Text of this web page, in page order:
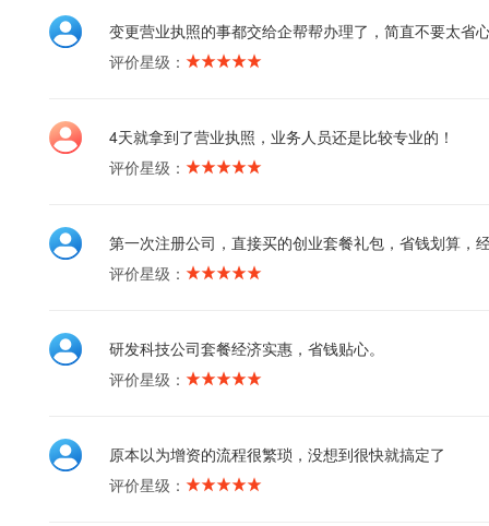
变更营业执照的事都交给企帮帮办理了，简直不要太省
评价星级：
4天就拿到了营业执照，业务人员还是比较专业的！
评价星级：
第一次注册公司，直接买的创业套餐礼包，省钱划算，
评价星级：
研发科技公司套餐经济实惠，省钱贴心。
评价星级：
原本以为增资的流程很繁琐，没想到很快就搞定了
评价星级：